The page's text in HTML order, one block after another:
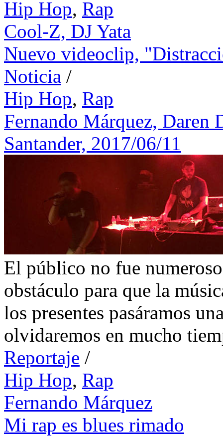
Hip Hop, Rap
Cool-Z, DJ Yata
Nuevo videoclip,
Noticia /
Hip Hop, Rap
Fernando Márquez, Daren
Santander, 2017/06/11
El público no fue
obstáculo para que la
los presentes pasáramos
olvidaremos en mucho
Reportaje /
Hip Hop, Rap
Fernando Márquez
Mi rap es blues rimado